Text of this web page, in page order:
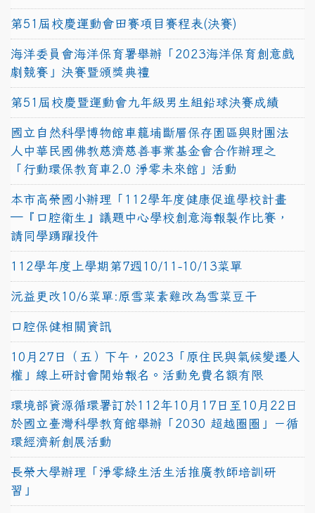
第51屆校慶運動會田賽項目賽程表(決賽)
海洋委員會海洋保育署舉辦「2023海洋保育創意戲
劇競賽」決賽暨頒獎典禮
第51屆校慶暨運動會九年級男生組鉛球決賽成績
國立自然科學博物館車籠埔斷層保存園區與財團法
人中華民國佛教慈濟慈善事業基金會合作辦理之
「行動環保教育車2.0 淨零未來館」活動
本市高榮國小辦理「112學年度健康促進學校計畫
─『口腔衛生』議題中心學校創意海報製作比賽，
請同學踴躍投件
112學年度上學期第7週10/11-10/13菜單
沅益更改10/6菜單:原雪菜素雞改為雪菜豆干
口腔保健相關資訊
10月27日（五）下午，2023「原住民與氣候變遷人
權」線上研討會開始報名。活動免費名額有限
環境部資源循環署訂於112年10月17日至10月22日
於國立臺灣科學教育館舉辦「2030 超越圈圈」－循
環經濟新創展活動
長榮大學辦理「淨零綠生活生活推廣教師培訓研
習」